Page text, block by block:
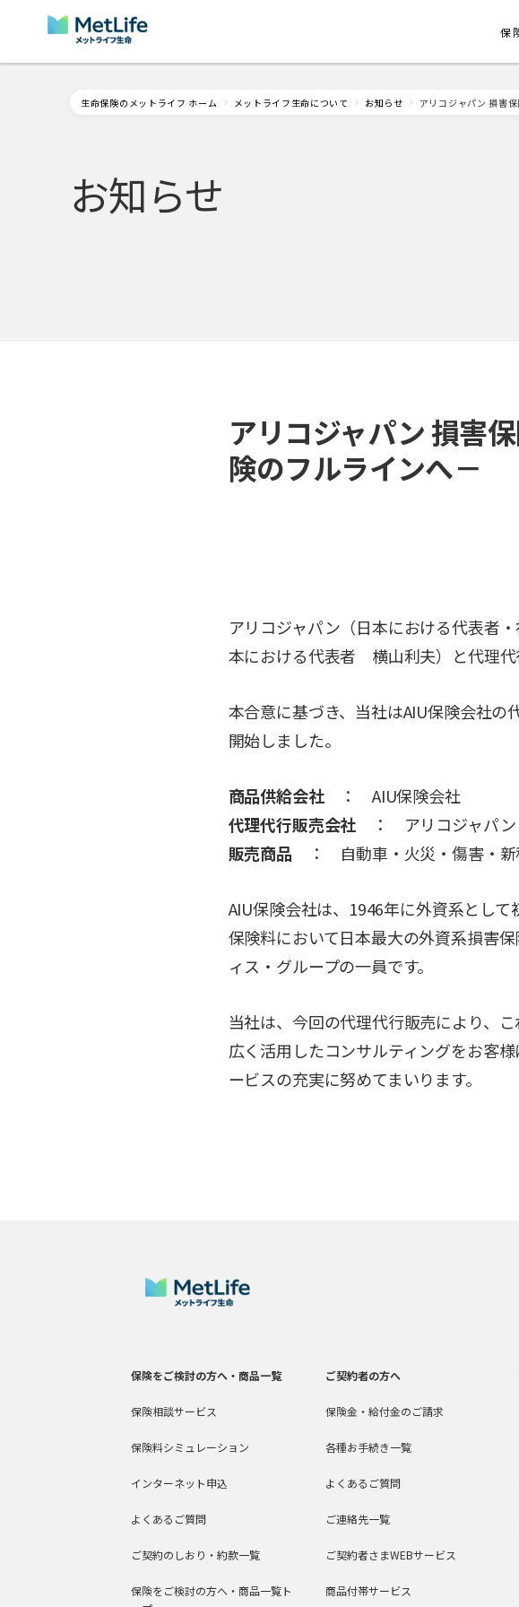
Skip Navigation
保
生命保険のメットライフ ホーム メットライフ生命について お知らせ アリコジャパン 損害
お知らせ
アリコジャパン 損害
険のフルラインへ－
アリコジャパン（日本における代表者
本における代表者 横山利夫）と代理代
本合意に基づき、当社はAIU保険会社の
開始しました。
商品供給会社： AIU保険会社
代理代行販売会社 ： アリコジャパン
販売商品 ： 自動車・火災・傷害・新
AIU保険会社は、1946年に外資系とし
保険料において日本最大の外資系損害
ィス・グループの一員です。
当社は、今回の代理代行販売により、
広く活用したコンサルティングをお客
ービスの充実に努めてまいります。
保険をご検討の方へ・商品一覧
保険相談サービス
保険料シミュレーション
インターネット申込
よくあるご質問
ご契約のしおり・約款一覧
保険をご検討の方へ・商品一覧ト
ご契約者の方へ
保険金・給付金のご請求
各種お手続き一覧
よくあるご質問
ご連絡先一覧
ご契約者さまWEBサービス
商品付帯サービス